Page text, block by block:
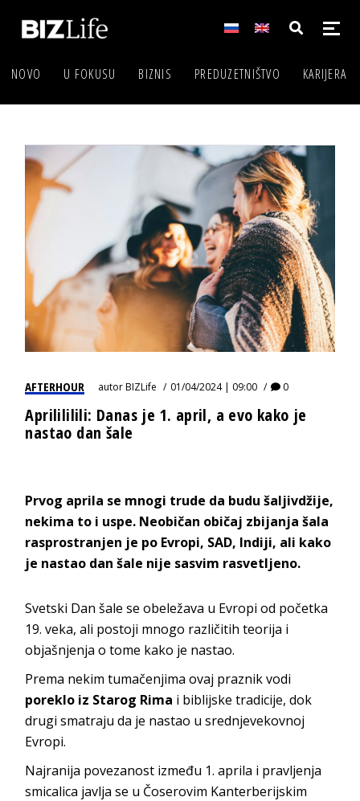
NOVO U FOKUSU BIZNIS PREDUZETNIŠTVO KARIJERA
AFTERHOUR autorBIZLife 01/04/2024 | 09:00 0
Aprilililili: Danas je 1. april, a evo kako je
nastao dan šale
Prvog aprila se mnogi trude da budu šaljivdžije,
nekima to i uspe. Neobičan običaj zbijanja šala
rasprostranjen je po Evropi, SAD, Indiji, ali kako
je nastao dan šale nije sasvim rasvetljeno.
Svetski Dan šale se obeležava u Evropi od početka
19. veka, ali postoji mnogo različitih teorija i
objašnjenja o tome kako je nastao.
Prema nekim tumačenjima ovaj praznik vodi
poreklo iz Starog Rima i biblijske tradicije, dok
drugi smatraju da je nastao u srednjevekovnoj
Evropi.
Najranija povezanost između 1. aprila i pravljenja
smicalica javlja se u Čoserovim Kanterberijskim